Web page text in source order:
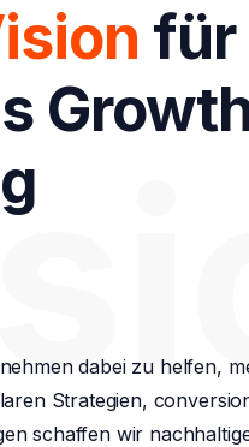
für
dabei zu helfen,
Strategien,
schaffen wir